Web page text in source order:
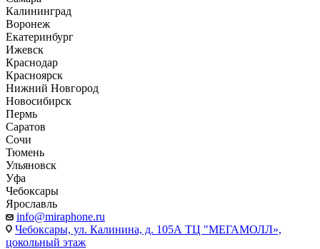
Калининград
Воронеж
Екатеринбург
Ижевск
Краснодар
Красноярск
Нижний Новгород
Новосибирск
Пермь
Саратов
Сочи
Тюмень
Ульяновск
Уфа
Чебоксары
Ярославль
info@miraphone.ru
Чебоксары, ул. Калинина, д. 105А ТЦ "МЕГАМОЛЛ»,
цокольный этаж